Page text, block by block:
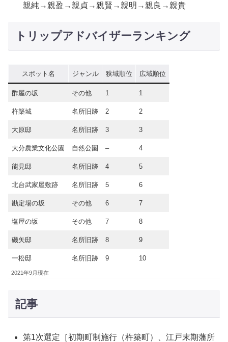
親純→親盈→親貞→親賢→親明→親良→親貴
トリップアドバイザーランキング
スポット名 ジャンル 狭域順位 広域順位
酢屋の坂 その他 1 1
杵築城 名所旧跡 2 2
大原邸 名所旧跡 3 3
大分農業文化公園 自然公園 – 4
能見邸 名所旧跡 4 5
北台武家屋敷跡 名所旧跡 5 6
勘定場の坂 その他 6 7
塩屋の坂 その他 7 8
磯矢邸 名所旧跡 8 9
一松邸 名所旧跡 9 10
2021年9月現在
記事
第1次選定［初期町制施行（杵築町）、江戸末期藩所